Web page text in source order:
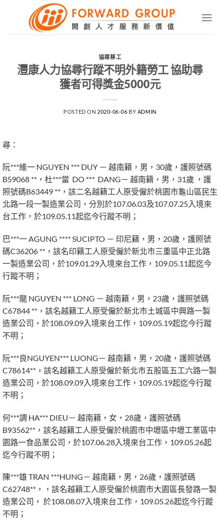
協尋移工
灃康人力協尋行蹤不明外籍勞工 協助尋
獲者可得獎金5000元
POSTED ON 2020-06-06 BY ADMIN
尋：
阮***維一 NGUYEN *** DUY － 越南籍，男，30歲，護照號碼
B59068 **，杜***當 DO *** DANG－ 越南籍，男，31歲 ，護
照號碼B63449 **，該二名越籍工人原受僱於桃園市龜山區民生
北路一段一製造業公司，分別於107.06.03及107.07.25入境來
台工作，於109.05.11起迄今行蹤不明；
巴***一 AGUNG **** SUCIPTO － 印尼籍，男，20歲，護照號
碼C36206 **，該名印籍工人原受僱於新北市三重區中正北路
一製造業公司，於109.01.29入境來台工作，109.05.11起迄今
行蹤不明；
阮***龍 NGUYEN *** LONG － 越南籍，男，23歲，護照號碼
C67844 **，該名越籍工人原受僱於新北市土城區中興路一製
造業公司，於108.09.09入境來台工作，109.05.19起迄今行蹤
不明；
阮***良NGUYEN*** LUONG－ 越南籍，男，20歲，護照號碼
C78614**，該名越籍工人原受僱於新北市五股區五工六路一製
造業公司，於108.09.09入境來台工作，109.05.19起迄今行蹤
不明；
何***調 HA*** DIEU－ 越南籍，女，28歲，護照號碼
B93562**，該名越籍工人原受僱於桃園市中壢區中壢工業區中
園路一食品業公司，於107.06.28入境來台工作，109.05.26起
迄今行蹤不明；
陳***雄 TRAN ***HUNG－ 越南籍，男，26歲，護照號碼
C62748**，，該名越籍工人原受僱於桃園市大園區長發路一製
造業公司， 於108.08.07入境來台工作，109.05.26起迄今行蹤
不明；